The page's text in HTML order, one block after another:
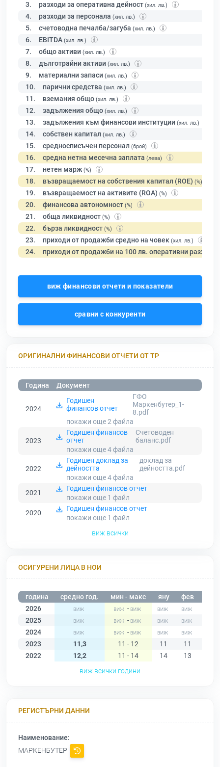
3. разходи за оперативна дейност (хил. лв.)
4. разходи за персонала (хил. лв.)
5. счетоводна печалба/загуба (хил. лв.)
6. EBITDA (хил. лв.)
7. общо активи (хил. лв.)
8. дълготрайни активи (хил. лв.)
9. материални запаси (хил. лв.)
10. парични средства (хил. лв.)
11. вземания общо (хил. лв.)
12. задължения общо (хил. лв.)
13. задължения към финансови институции (хил. лв.)
14. собствен капитал (хил. лв.)
15. средносписъчен персонал (брой)
16. средна нетна месечна заплата (лева)
17. нетен марж (%)
18. възвращаемост на собствения капитал (ROE) (%)
19. възвращаемост на активите (ROA) (%)
20. финансова автономност (%)
21. обща ликвидност (%)
22. бърза ликвидност (%)
23. приходи от продажби средно на човек (хил. лв.)
24. приходи от продажби на 100 лв. оперативни разходи
виж финансови отчети и показатели
сравни с конкуренти
ОРИГИНАЛНИ ФИНАНСОВИ ОТЧЕТИ ОТ ТР
Година Документ
2024
Годишен
финансов отчет
ГФО
Маркенбутер_1-
8.pdf
покажи още 2файла
2023
Годишен финансов
отчет
Счетоводен
баланс.pdf
покажи още 4файла
2022
Годишен доклад за
дейността
доклад за
дейността.pdf
покажи още 4файла
2021
Годишен финансов отчет
покажи още 1 файл
2020
Годишен финансов отчет
покажи още 1 файл
виж всички
ОСИГУРЕНИ ЛИЦА В НОИ
година средно год. мин - макс яну фев
2026
-
2025
-
2024
-
2023
11,3 11 - 12 11 11
2022
12,2 11 - 14 14 13
виж всички години
РЕГИСТЪРНИ ДАННИ
Наименование:
МАРКЕНБУТЕР